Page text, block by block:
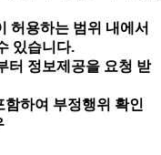
허용하는 범위 내에서
있습니다.
정보제공을 요청 받
하여 부정행위 확인